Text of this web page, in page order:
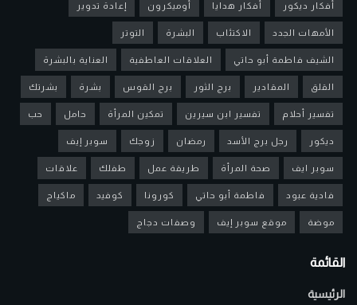
أفكار ديكور أفكار هدايا أوميكرون إعادة تدوير
الأمهات الجدد الاكتئاب البشرة التوتر
الشيف فاطمة أبو حاتي العلاقات العاطفية العناية بالبشرة
القلق المقادير برج الثور برج القوس بشرة بشرتك
تفسير أحلام تفسير ابن سيرين تمكين المرأة حامل حب
ديكور رجل برج الأسد رمضان زوجك سوبر إيف
سوبر ايف صحة المرأة طريقة عمل طفلك علاقات
فادية عبود فاطمة أبو حاتي كورونا كوفيد ماكياج
موضة موقع سوبر إيف وصفات دجاج
القائمة
الرئيسية